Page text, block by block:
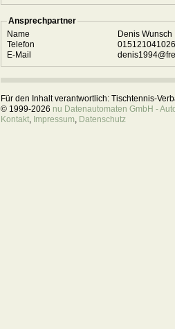
Ansprechpartner
Name
Denis Wunsch
Telefon
E-Mail
Für den Inhalt verantwortlich: Tischtennis-
© 1999-2026 nu Datenautomaten GmbH -
Kontakt, Impressum, Datenschutz